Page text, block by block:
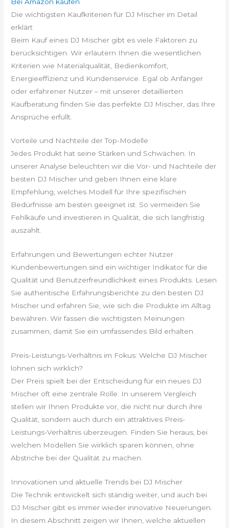
Die wichtigsten Kaufkriterien für DJ Mischer im Detail
erklärt
Beim Kauf eines DJ Mischer gibt es viele Faktoren zu
berücksichtigen. Wir erläutern Ihnen die wesentlichen
Kriterien wie Materialqualität, Bedienkomfort,
Energieeffizienz und Kundenservice. Egal ob Anfänger
oder erfahrener Nutzer – mit unserer detaillierten
Kaufberatung finden Sie das perfekte DJ Mischer, das Ihre
Ansprüche erfüllt.
Vorteile und Nachteile der Top-Modelle
Jedes Produkt hat seine Stärken und Schwächen. In
unserer Analyse beleuchten wir die Vor- und Nachteile der
besten DJ Mischer und geben Ihnen eine klare
Empfehlung, welches Modell für Ihre spezifischen
Bedürfnisse am besten geeignet ist. So vermeiden Sie
Fehlkäufe und investieren in Qualität, die sich langfristig
auszahlt.
Erfahrungen und Bewertungen echter Nutzer
Kundenbewertungen sind ein wichtiger Indikator für die
Qualität und Benutzerfreundlichkeit eines Produkts. Lesen
Sie authentische Erfahrungsberichte zu den besten DJ
Mischer und erfahren Sie, wie sich die Produkte im Alltag
bewähren. Wir fassen die wichtigsten Meinungen
zusammen, damit Sie ein umfassendes Bild erhalten.
Preis-Leistungs-Verhältnis im Fokus: Welche DJ Mischer
lohnen sich wirklich?
Der Preis spielt bei der Entscheidung für ein neues DJ
Mischer oft eine zentrale Rolle. In unserem Vergleich
stellen wir Ihnen Produkte vor, die nicht nur durch ihre
Qualität, sondern auch durch ein attraktives Preis-
Leistungs-Verhältnis überzeugen. Finden Sie heraus, bei
welchen Modellen Sie wirklich sparen können, ohne
Abstriche bei der Qualität zu machen.
Innovationen und aktuelle Trends bei DJ Mischer
Die Technik entwickelt sich ständig weiter, und auch bei
DJ Mischer gibt es immer wieder innovative Neuerungen.
In diesem Abschnitt zeigen wir Ihnen, welche aktuellen